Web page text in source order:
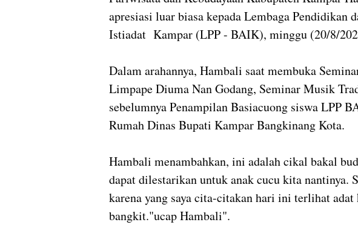
apresiasi luar biasa kepada Lembaga Pendidikan
Istiadat Kampar (LPP - BAIK), minggu (20/8/
Dalam arahannya, Hambali saat membuka
Limpape Diuma Nan Godang, Seminar Musik
sebelumnya Penampilan Basiacuong siswa LPP
Rumah Dinas Bupati Kampar Bangkinang Kota.
Hambali menambahkan, ini adalah cikal bakal
dapat dilestarikan untuk anak cucu kita nantinya.
karena yang saya cita-citakan hari ini terlihat
bangkit."ucap Hambali".